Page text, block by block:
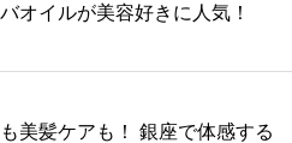
オイルが美容好きに人気！
も美髪ケアも！ 銀座で体感する